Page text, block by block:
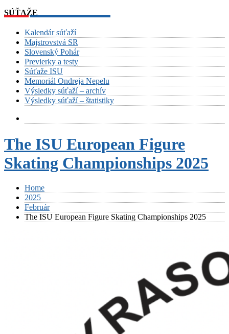
SÚŤAŽE
Kalendár súťaží
Majstrovstvá SR
Slovenský Pohár
Previerky a testy
Súťaže ISU
Memoriál Ondreja Nepelu
Výsledky súťaží – archív
Výsledky súťaží – štatistiky
The ISU European Figure
Skating Championships 2025
Home
2025
Február
The ISU European Figure Skating Championships 2025